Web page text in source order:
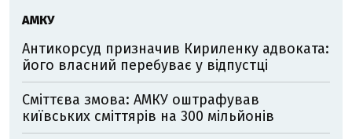
АМКУ
Антикорсуд призначив Кириленку адвоката:
його власний перебуває у відпустці
Сміттєва змова: АМКУ оштрафував
київських сміттярів на 300 мільйонів